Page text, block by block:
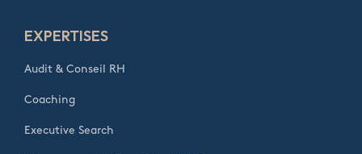
EXPERTISES
Audit & Conseil RH
Coaching
Executive Search